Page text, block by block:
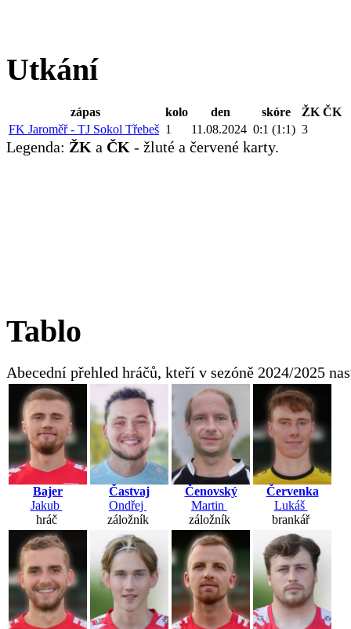
Utkání
zápas kolo den skóre ŽK ČK
FK Jaroměř - TJ Sokol Třebeš 1 11.08.2024 0:1 (1:1) 3
Legenda: ŽK a ČK - žluté a červené karty.
Tablo
Abecední přehled hráčů, kteří v sezóně 2024/2025
Bajer
Jakub
hráč
Častvaj
Ondřej
záložník
Čenovský
Martin
záložník
Červenka
Lukáš
brankář